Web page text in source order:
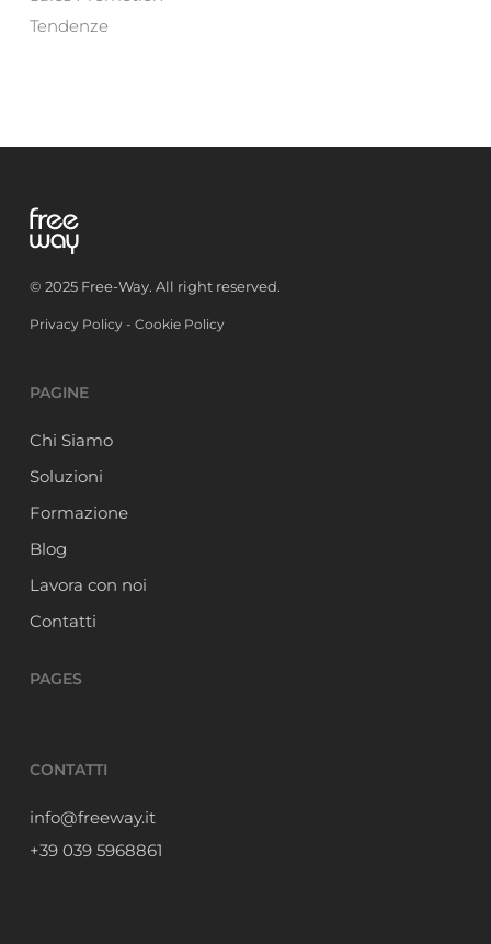
Tendenze
© 2025 Free-Way. All right reserved.
Privacy Policy- Cookie Policy
PAGINE
Chi Siamo
Soluzioni
Formazione
Blog
Lavora con noi
Contatti
PAGES
CONTATTI
info@freeway.it
+39 039 5968861